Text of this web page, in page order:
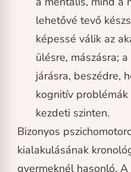
lehetővé tevő
képessé válik az
ülésre, mászásra;
járásra, beszédre,
kognitív
kezdeti szinten.
Bizonyos
kialakulásának
gyermeknél hasonló.